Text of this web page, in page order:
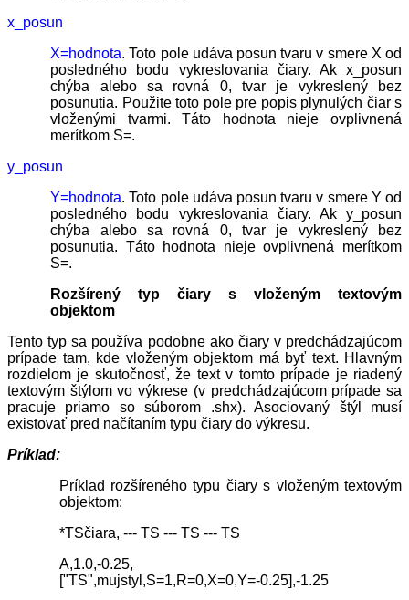
x_posun
X=hodnota. Toto pole udáva posun tvaru v smere X od
posledného bodu vykreslovania čiary. Ak x_posun
chýba alebo sa rovná 0, tvar je vykreslený bez
posunutia. Použite toto pole pre popis plynulých čiar s
vloženými tvarmi. Táto hodnota nieje ovplivnená
merítkom S=.
y_posun
Y=hodnota. Toto pole udáva posun tvaru v smere Y od
posledného bodu vykreslovania čiary. Ak y_posun
chýba alebo sa rovná 0, tvar je vykreslený bez
posunutia. Táto hodnota nieje ovplivnená merítkom
S=.
Rozšírený typ čiary s vloženým textovým
objektom
Tento typ sa používa podobne ako čiary v predchádzajúcom
prípade tam, kde vloženým objektom má byť text. Hlavným
rozdielom je skutočnosť, že text v tomto prípade je riadený
textovým štýlom vo výkrese (v predchádzajúcom prípade sa
pracuje priamo so súborom .shx). Asociovaný štýl musí
existovať pred načítaním typu čiary do výkresu.
Príklad:
Príklad rozšíreného typu čiary s vloženým textovým
objektom:
*TSčiara, --- TS --- TS --- TS
A,1.0,-0.25,
["TS",mujstyl,S=1,R=0,X=0,Y=-0.25],-1.25